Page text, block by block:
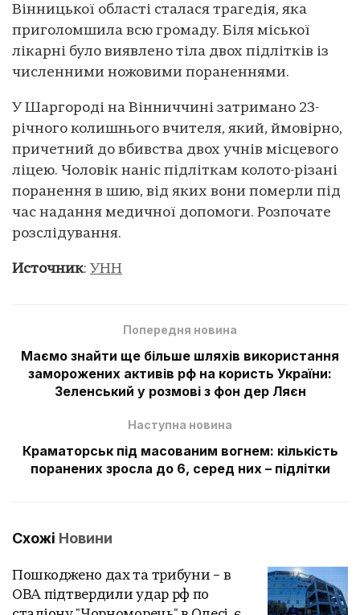
Вінницької області сталася трагедія, яка
приголомшила всю громаду. Біля міської
лікарні було виявлено тіла двох підлітків із
численними ножовими пораненнями.
У Шаргороді на Вінниччині затримано 23-
річного колишнього вчителя, який, ймовірно,
причетний до вбивства двох учнів місцевого
ліцею. Чоловік наніс підліткам колото-різані
поранення в шию, від яких вони померли під
час надання медичної допомоги. Розпочате
розслідування.
Источник: УНН
Попередня новина
Маємо знайти ще більше шляхів використання
заморожених активів рф на користь України:
Зеленський у розмові з фон дер Ляєн
Наступна новина
Краматорськ під масованим вогнем: кількість
поранених зросла до 6, серед них – підлітки
Схожі Новини
Пошкоджено дах та трибуни – в
ОВА підтвердили удар рф по